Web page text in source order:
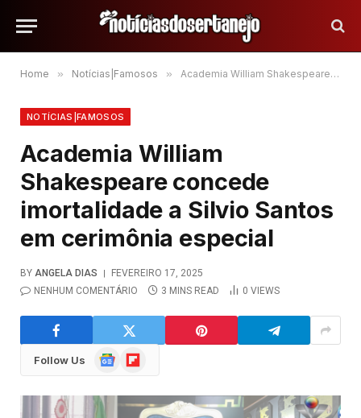
Home » Notícias|Famosos » Academia William Shakespeare concede imortalidade a Silvio Santos em cerimônia especial
NOTÍCIAS|FAMOSOS
Academia William
Shakespeare concede
imortalidade a Silvio Santos
em cerimônia especial
BY ANGELA DIAS
FEVEREIRO 17, 2025
NENHUM COMENTÁRIO
3 MINS READ 0 VIEWS
Follow Us
GoogleFlipboard